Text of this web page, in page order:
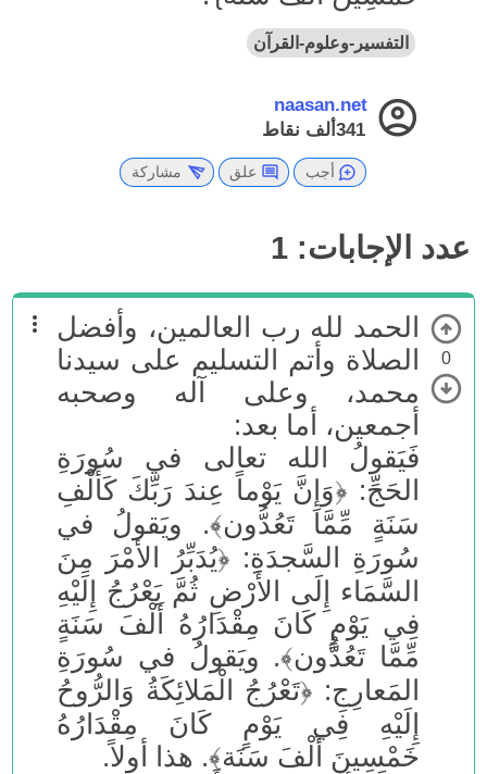
التفسير-وعلوم-القرآن
naasan.net
341ألف
نقاط
أجب علق مشاركة
عدد الإجابات: 1
0
الحمد لله رب العالمين، وأفضل
الصلاة وأتم التسليم على سيدنا
محمد، وعلى آله وصحبه
أجمعين، أما بعد:
فَيَقولُ الله تعالى في سُورَةِ
الحَجِّ: ﴿وَإِنَّ يَوْماً عِندَ رَبِّكَ كَأَلْفِ
سَنَةٍ مِّمَّا تَعُدُّون﴾. ويَقولُ في
سُورَةِ السَّجدَةِ: ﴿يُدَبِّرُ الأَمْرَ مِنَ
السَّمَاء إِلَى الأَرْضِ ثُمَّ يَعْرُجُ إِلَيْهِ
فِي يَوْمٍ كَانَ مِقْدَارُهُ أَلْفَ سَنَةٍ
مِّمَّا تَعُدُّون﴾. ويَقولُ في سُورَةِ
المَعارِجِ: ﴿تَعْرُجُ الْمَلائِكَةُ وَالرُّوحُ
إِلَيْهِ فِي يَوْمٍ كَانَ مِقْدَارُهُ
خَمْسِينَ أَلْفَ سَنَة﴾. هذا أولاً.